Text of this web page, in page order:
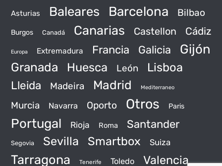
Asturias Baleares Barcelona Bilbao
Burgos Canadá Canarias Castellon Cádiz
Europa Extremadura Francia Galicia Gijón
Granada Huesca León Lisboa
Lleida Madeira Madrid Mediterraneo
Murcia Navarra Oporto Otros Paris
Portugal Rioja Roma Santander
Segovia Sevilla Smartbox Suiza
Tarragona Tenerife Toledo Valencia